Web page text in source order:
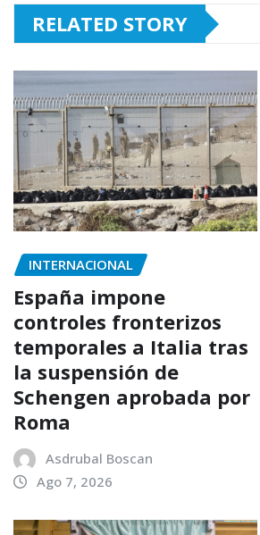
RELATED STORY
INTERNACIONAL
España impone
controles fronterizos
temporales a Italia tras
la suspensión de
Schengen aprobada por
Roma
Asdrubal Boscan
Ago 7, 2026